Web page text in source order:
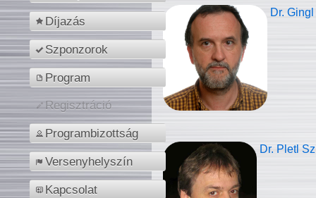
Díjazás
Szponzorok
Program
Regisztráció
Programbizottság
Versenyhelyszín
Kapcsolat
Dr.
Dr. Pletl